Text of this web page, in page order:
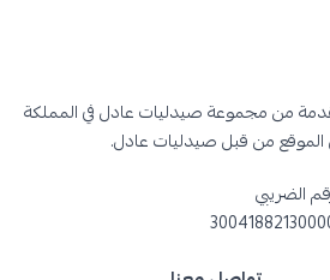
من مجموعة صيدليات عادل في المملكة
الموقع من قبل صيدليات عادل.
الضريبي